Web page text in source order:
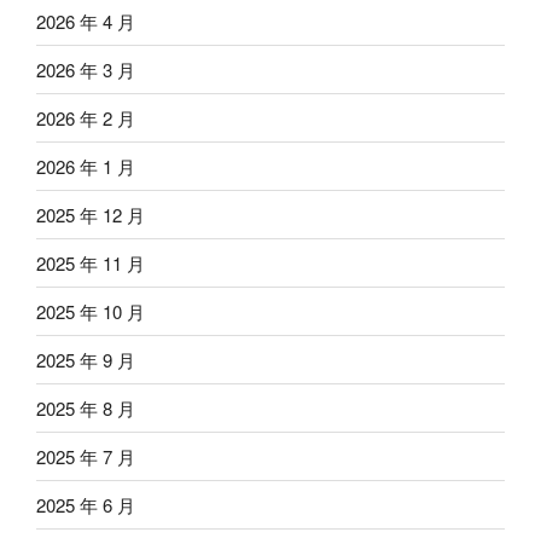
2026 年 4 月
2026 年 3 月
2026 年 2 月
2026 年 1 月
2025 年 12 月
2025 年 11 月
2025 年 10 月
2025 年 9 月
2025 年 8 月
2025 年 7 月
2025 年 6 月